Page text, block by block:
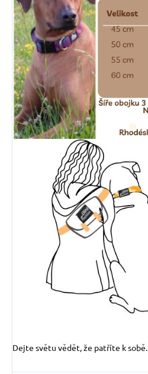
Dejte světu vědět, že patříte k sobě.